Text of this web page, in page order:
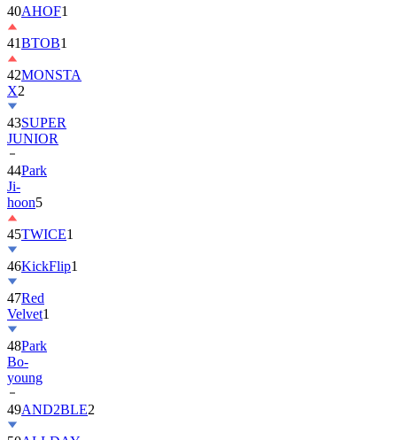
41BTOB1
42MONSTA
X
43SUPER
JUNIOR
44Park
Ji-
hoon5
45TWICE
46KickFlip
47Red
Velvet
48Park
Bo-
young
49AND2BLE
50ALLDAY
PROJECT